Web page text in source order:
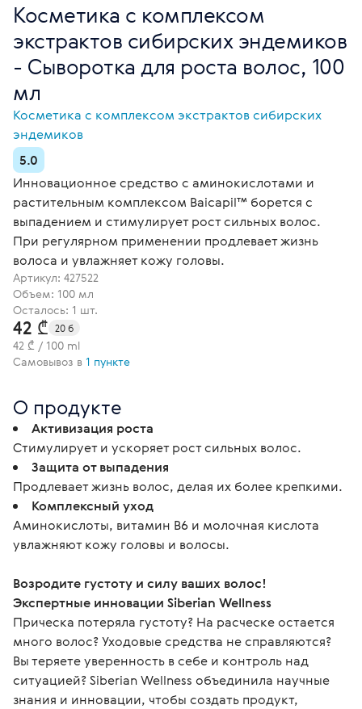
Косметика с комплексом
экстрактов сибирских эндемиков
- Сыворотка для роста волос, 100
мл
Косметика с комплексом экстрактов сибирских
эндемиков
5.0
Инновационное средство с аминокислотами и
растительным комплексом Baicapil™ борется с
выпадением и стимулирует рост сильных волос.
При регулярном применении продлевает жизнь
волоса и увлажняет кожу головы.
Артикул: 427522
Объем: 100 мл
Осталось: 1 шт.
42 ₾ 20 б
42 ₾ / 100 ml
Самовывоз в 1 пункте
О продукте
Активизация роста
Стимулирует и ускоряет рост сильных волос.
Защита от выпадения
Продлевает жизнь волос, делая их более крепкими.
Комплексный уход
Аминокислоты, витамин B6 и молочная кислота
увлажняют кожу головы и волосы.
Возродите густоту и силу ваших волос!
Экспертные инновации Siberian Wellness
Прическа потеряла густоту? На расческе остается
много волос? Уходовые средства не справляются?
Вы теряете уверенность в себе и контроль над
ситуацией? Siberian Wellness объединила научные
знания и инновации, чтобы создать продукт,